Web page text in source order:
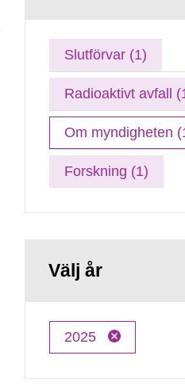
Slutförvar (1)
Radioaktivt avfall
Om myndigheten
Forskning (1)
Välj år
2025